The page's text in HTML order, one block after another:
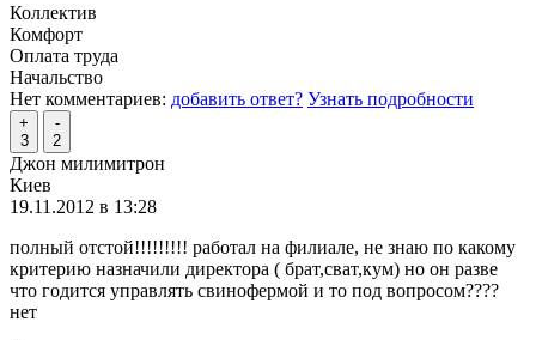
Коллектив
Комфорт
Оплата труда
Начальство
Нет комментариев: добавить ответ? Узнать подробности
+
3
-
2
Джон милимитрон
Киев
19.11.2012 в 13:28
полный отстой!!!!!!!!! работал на филиале, не знаю по какому
критерию назначили директора ( брат,сват,кум) но он разве
что годится управлять свинофермой и то под вопросом????
нет